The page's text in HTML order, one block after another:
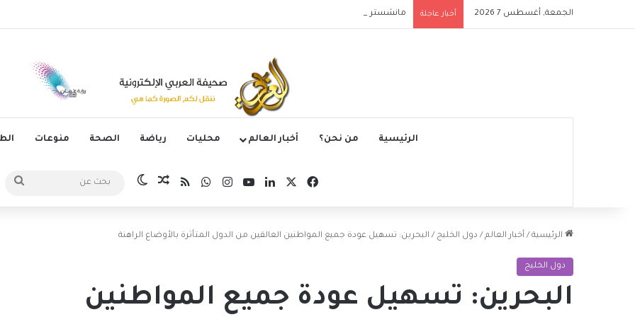
الجمعة, أغسطس 7 2026 أخبار عاجلة مانشستر سيتي يتجاوز نجوم الدوري الكوري بثلاثية في أول انتصار تحت قيادة ماريسكا
الرئيسية من نحن؟ أخبار العالم محليات رياضة الصحة منوعات
فيسبوكلينكدإن‫YouTubeانستقرام
واتسابملخص الموقع RSS
مقال عشوائي
الوضع المظلم
عن
الرئيسية / أخبار العالم / دول الخليج / البحرين: تسهيل عودة جميع المواطنين العالقين من الدول المتأثرة بالأوضاع الراهنة
دول الخليج
البحرين: تسهيل عودة جميع المواطنين